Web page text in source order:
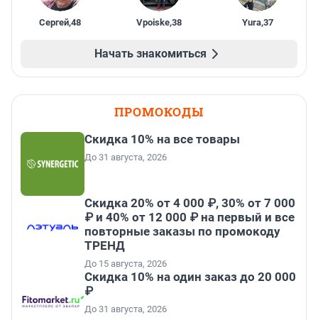
Сергей,48 Vpoiske,38 Yura,37
Начать знакомиться
ПРОМОКОДЫ
Скидка 10% на все товары
До 31 августа, 2026
Скидка 20% от 4 000 ₽, 30% от 7 000
₽ и 40% от 12 000 ₽ на первый и все
повторные заказы по промокоду
ТРЕНД
До 15 августа, 2026
Скидка 10% на один заказ до 20 000
₽
До 31 августа, 2026